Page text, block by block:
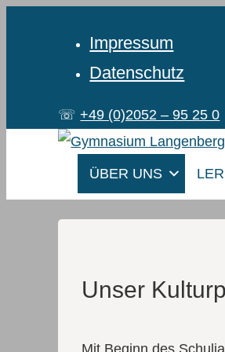
Impressum
Datenschutz
☏+49 (0)2052 – 95 25 0
ÜBER UNS
Unser
Mit Beginn des